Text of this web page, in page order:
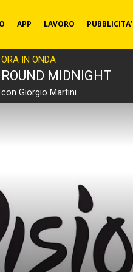
APP LAVORO PUBBLICITA’
ORA IN ONDA
ROUND MIDNIGHT
con Giorgio Martini